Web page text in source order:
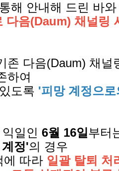
해 안내해 드린 바
다음(Daum) 채널링
존 다음(Daum) 채널
하여
도록 '피망 계정으
일인 6월 16일 부터
정'의 경우
에 따라 일괄 탈퇴 처